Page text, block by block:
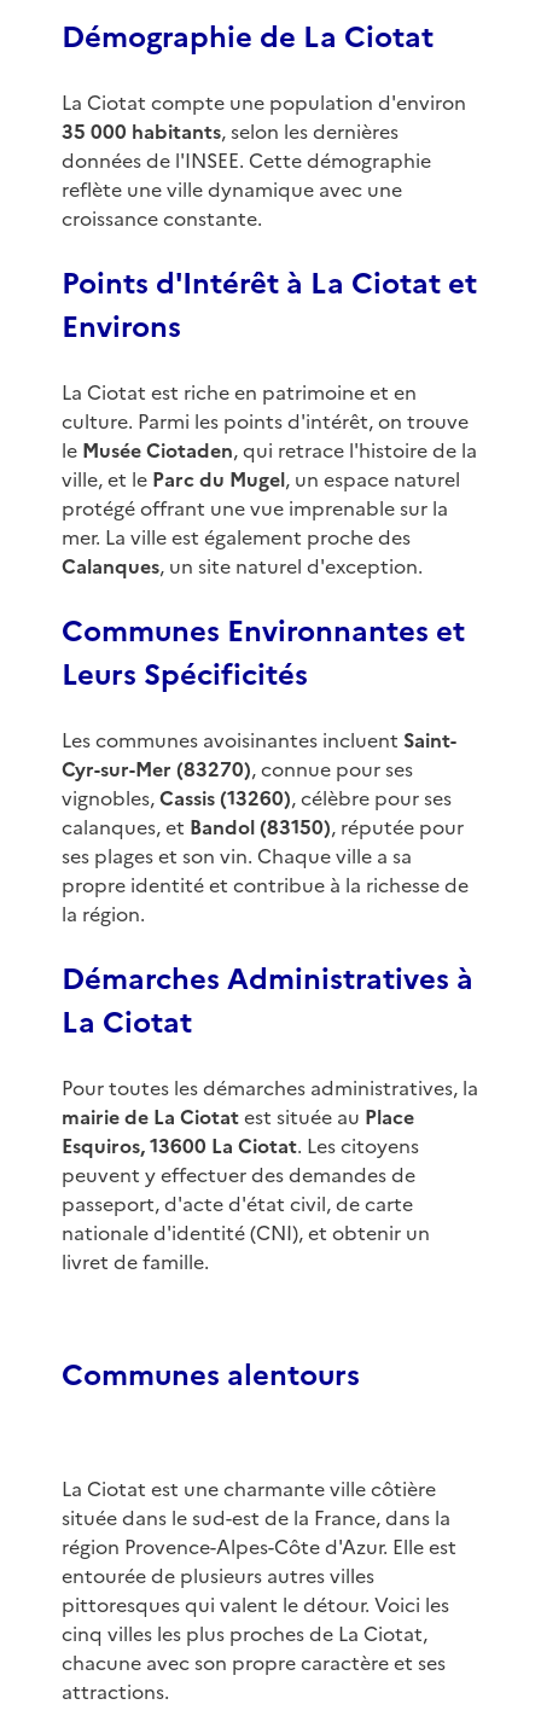
Démographie de La Ciotat
La Ciotat compte une population d'environ
35 000 habitants, selon les dernières
données de l'INSEE. Cette démographie
reflète une ville dynamique avec une
croissance constante.
Points d'Intérêt à La Ciotat et
Environs
La Ciotat est riche en patrimoine et en
culture. Parmi les points d'intérêt, on trouve
le Musée Ciotaden, qui retrace l'histoire de la
ville, et le Parc du Mugel, un espace naturel
protégé offrant une vue imprenable sur la
mer. La ville est également proche des
Calanques, un site naturel d'exception.
Communes Environnantes et
Leurs Spécificités
Les communes avoisinantes incluent Saint-
Cyr-sur-Mer (83270), connue pour ses
vignobles,Cassis (13260), célèbre pour ses
calanques, et Bandol (83150), réputée pour
ses plages et son vin. Chaque ville a sa
propre identité et contribue à la richesse de
la région.
Démarches Administratives à
La Ciotat
Pour toutes les démarches administratives, la
mairie de La Ciotatest située au Place
Esquiros, 13600 La Ciotat. Les citoyens
peuvent y effectuer des demandes de
passeport, d'acte d'état civil, de carte
nationale d'identité (CNI), et obtenir un
livret de famille.
Communes alentours
La Ciotat est une charmante ville côtière
située dans le sud-est de la France, dans la
région Provence-Alpes-Côte d'Azur. Elle est
entourée de plusieurs autres villes
pittoresques qui valent le détour. Voici les
cinq villes les plus proches de La Ciotat,
chacune avec son propre caractère et ses
attractions.